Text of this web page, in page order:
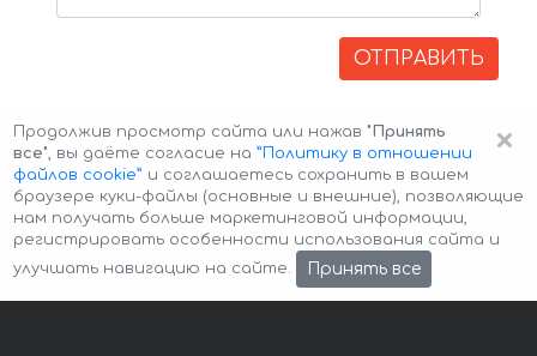
ОТПРАВИТЬ
Авторские права © 2026 Авто-Аренда Cookie Policy
×
Продолжив просмотр сайта или нажав "Принять
все", вы даёте согласие на ”Политику в отношении
файлов cookie” и соглашаетесь сохранить в вашем
браузере куки-файлы (основные и внешние), позволяющие
нам получать больше маркетинговой информации,
регистрировать особенности использования сайта и
улучшать навигацию на сайте.
Принять все